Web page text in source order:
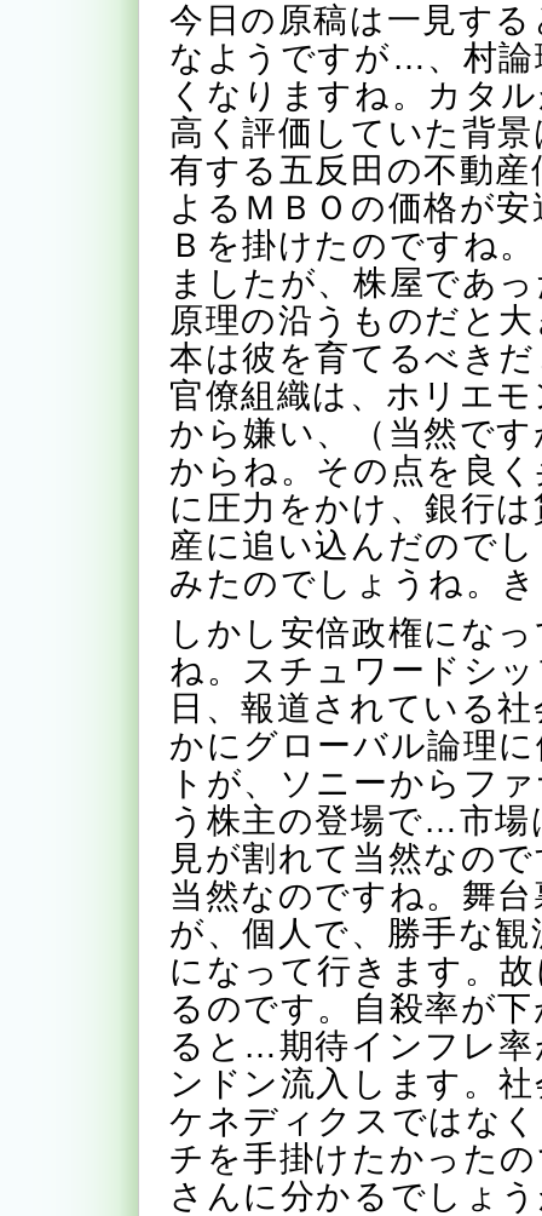
今日の原稿は一見す
なようですが…、村論
くなりますね。カタ
高く評価していた背
有する五反田の不動
よるＭＢＯの価格が
Ｂを掛けたのですね
ましたが、株屋であ
原理の沿うものだと
本は彼を育てるべき
官僚組織は、ホリエ
から嫌い、（当然で
からね。その点を良
に圧力をかけ、銀行
産に追い込んだので
みたのでしょうね。
しかし安倍政権にな
ね。スチュワードシ
日、報道されている
かにグローバル論理
トが、ソニーからフ
う株主の登場で…市
見が割れて当然なの
当然なのですね。舞
が、個人で、勝手な
になって行きます。
るのです。自殺率が
ると…期待インフレ
ンドン流入します。
ケネディクスではな
チを手掛けたかった
さんに分かるでしょ